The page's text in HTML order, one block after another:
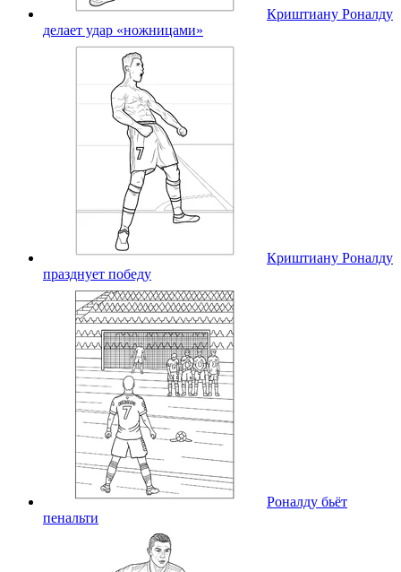
Криштиану Роналду
делает удар «ножницами»
Криштиану Роналду
празднует победу
Роналду бьёт
пенальти